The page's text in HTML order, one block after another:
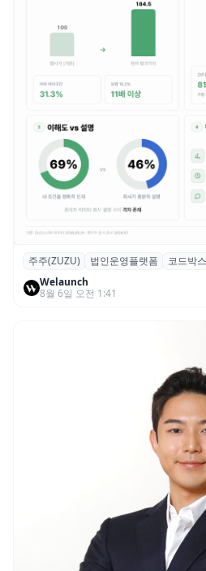
스톡옵션 취소율 2년 만
권리 발생 즉시 행사 비중
주주(ZUZU) 법인운영플랫폼 코드박스
Welaunch
8월 6일 오전 1:41